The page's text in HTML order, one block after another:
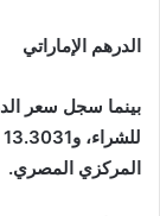
الدرهم الإماراتي
المركزي المصري.